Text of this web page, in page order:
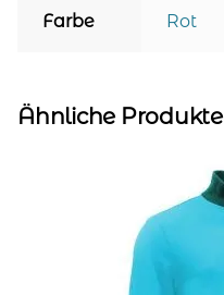
Farbe Rot
Ähnliche Produkte